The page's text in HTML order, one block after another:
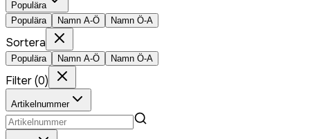
Populära
Populära
Namn A-Ö Namn Ö-A
Sortera
Populära Namn A-Ö Namn Ö-A
Filter(0)
Artikelnummer